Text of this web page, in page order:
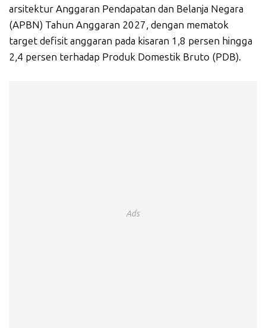
arsitektur Anggaran Pendapatan dan Belanja Negara
(APBN) Tahun Anggaran 2027, dengan mematok
target defisit anggaran pada kisaran 1,8 persen hingga
2,4 persen terhadap Produk Domestik Bruto (PDB).
Ads